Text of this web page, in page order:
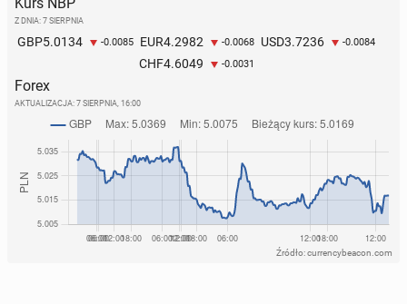
Z DNIA: 7 SIERPNIA
GBP5.0134 -0.0085 EUR4.2982 -0.0068 USD3.7236 -0.0084
CHF4.6049 -0.0031
Forex
AKTUALIZACJA: 7 SIERPNIA, 16:00
Źródło: currencybeacon.com